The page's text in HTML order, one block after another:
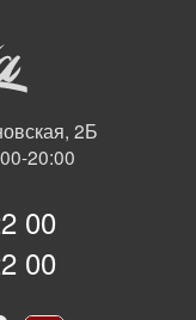
2Б
20:00
00
00